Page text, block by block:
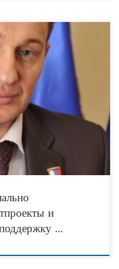
впредь будут получать
области Андрей
жилой застройки в
и
…